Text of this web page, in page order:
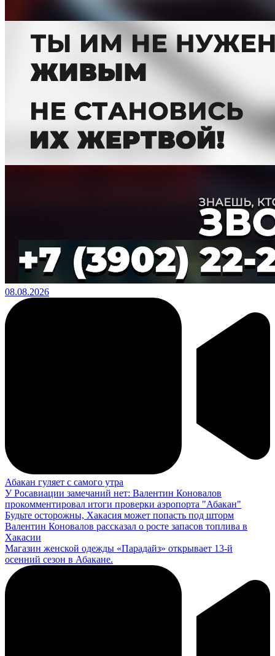
08.08.2026
Абакан гуляет с самого утра
У Росавиации замечаний нет: Валентин Коновалов
прокомментировал итоги проверки аэропорта "Абакан"
Будьте осторожны, Хакасия может попасть под шторм
Валентин Коновалов рассказал о росте запасов топлива в
Хакасии
Магазин женской одежды «Парадайз» открывает 13-й
осенний сезон в Абакане.